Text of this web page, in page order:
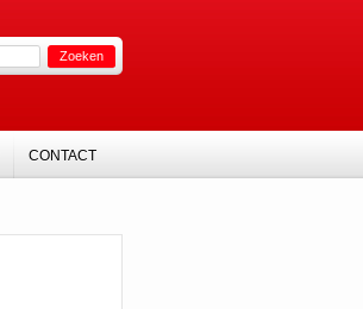
CONTACT